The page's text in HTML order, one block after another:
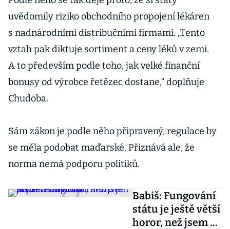
uvědomily riziko obchodního propojení lékáren
s nadnárodními distribučními firmami. „Tento
vztah pak diktuje sortiment a ceny léků v zemi.
A to především podle toho, jak velké finanční
bonusy od výrobce řetězec dostane,“ doplňuje
Chudoba.
Sám zákon je podle něho připravený, regulace by
se měla podobat maďarské. Přiznává ale, že
norma nemá podporu politiků.
Babiš: Fungování
státu je ještě větší
horor, než jsem si